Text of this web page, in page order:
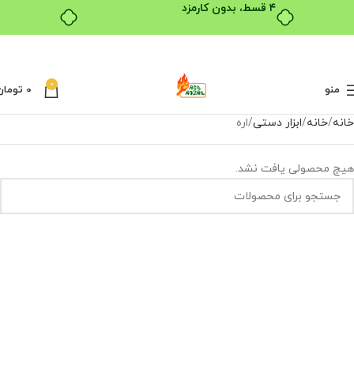
۴ قسط، بدون کارمزد
منو 0
0
خانه خانه ابزار دستی اره
هیچ محصولی یافت نشد.